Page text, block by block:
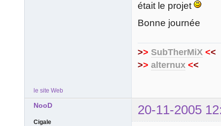
était le projet
Bonne journée
>> SubTherMiX <<
>> alternux <<
le site Web
NooD 20-11-2005
Cigale